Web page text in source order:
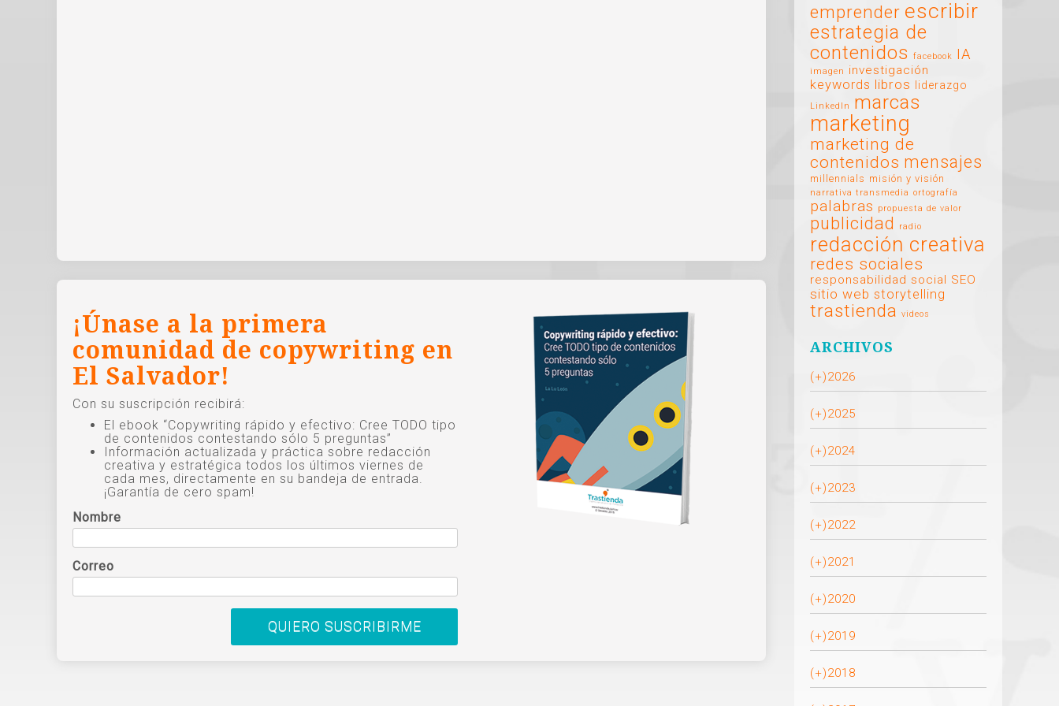
¡Únase a la primera
comunidad de copywriting en
El Salvador!
Con su suscripción recibirá:
El ebook “Copywriting rápido y efectivo: Cree TODO tipo
de contenidos contestando sólo 5 preguntas”
Información actualizada y práctica sobre redacción
creativa y estratégica todos los últimos viernes de
cada mes, directamente en su bandeja de entrada.
¡Garantía de cero spam!
Nombre
Correo
emprender escribir
estrategia de
contenidos
facebook IA
imagen investigación
keywords libros liderazgo
LinkedIn marcas
marketing
marketing de
contenidos mensajes
millennials misión y visión
narrativa transmedia ortografía
palabras propuesta de valor
publicidad radio
redacción creativa
redes sociales
responsabilidad social SEO
sitio web storytelling
trastienda videos
ARCHIVOS
(+)2026
(+)2025
(+)2024
(+)2023
(+)2022
(+)2021
(+)2020
(+)2019
(+)2018